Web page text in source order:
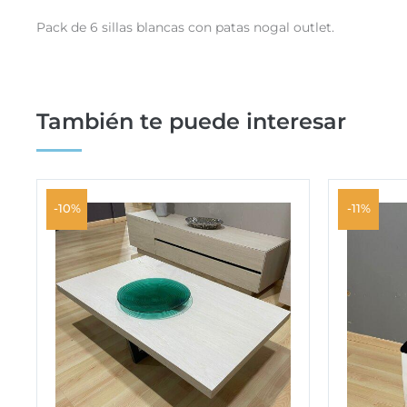
Pack de 6 sillas blancas con patas nogal outlet.
También te puede interesar
-10% -11%